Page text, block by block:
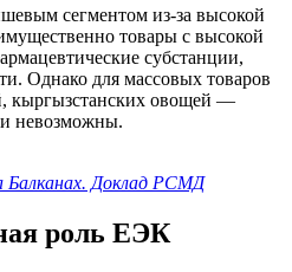
сегментом из-за высокой
товары с высокой
субстанции,
Однако для массовых товаров
кыргызстанских овощей —
невозможны.
Балканах. Доклад РСМД
роль ЕЭК